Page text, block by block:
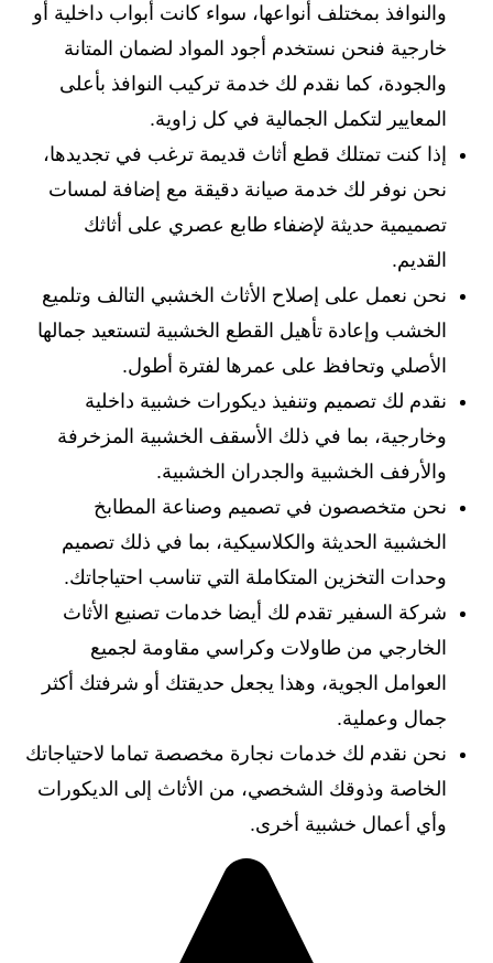
والنوافذ بمختلف أنواعها، سواء كانت أبواب داخلية أو
خارجية فنحن نستخدم أجود المواد لضمان المتانة
والجودة، كما نقدم لك خدمة تركيب النوافذ بأعلى
المعايير لتكمل الجمالية في كل زاوية.
إذا كنت تمتلك قطع أثاث قديمة ترغب في تجديدها،
نحن نوفر لك خدمة صيانة دقيقة مع إضافة لمسات
تصميمية حديثة لإضفاء طابع عصري على أثاثك
القديم.
نحن نعمل على إصلاح الأثاث الخشبي التالف وتلميع
الخشب وإعادة تأهيل القطع الخشبية لتستعيد جمالها
الأصلي وتحافظ على عمرها لفترة أطول.
نقدم لك تصميم وتنفيذ ديكورات خشبية داخلية
وخارجية، بما في ذلك الأسقف الخشبية المزخرفة
والأرفف الخشبية والجدران الخشبية.
نحن متخصصون في تصميم وصناعة المطابخ
الخشبية الحديثة والكلاسيكية، بما في ذلك تصميم
وحدات التخزين المتكاملة التي تناسب احتياجاتك.
شركة السفير تقدم لك أيضا خدمات تصنيع الأثاث
الخارجي من طاولات وكراسي مقاومة لجميع
العوامل الجوية، وهذا يجعل حديقتك أو شرفتك أكثر
جمال وعملية.
نحن نقدم لك خدمات نجارة مخصصة تماما لاحتياجاتك
الخاصة وذوقك الشخصي، من الأثاث إلى الديكورات
وأي أعمال خشبية أخرى.